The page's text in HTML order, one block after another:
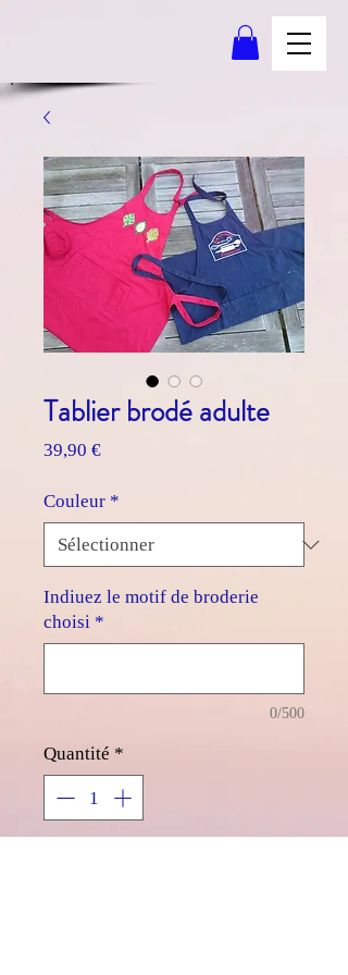
Tablier brodé adulte
39,90 €Prix
Couleur *
Indiuez le motif de broderie
choisi *
0/500
Quantité *